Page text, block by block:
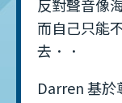
反對聲音像
而自己只能
去．．
Darren 基於